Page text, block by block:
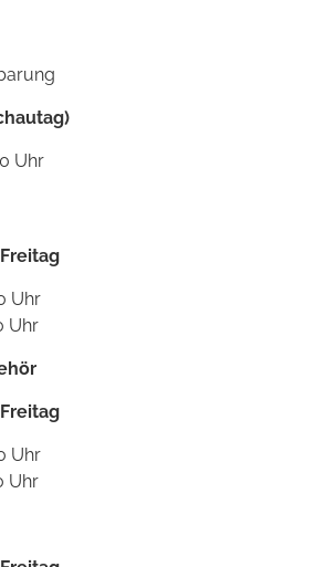
Uhr
Uhr
Uhr
Uhr
Uhr